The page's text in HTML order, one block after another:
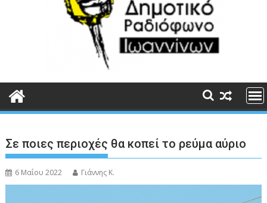
Σε ποιες περιοχές θα κοπεί το ρεύμα αύριο
6 Μαΐου 2022 Γιάννης Κ.